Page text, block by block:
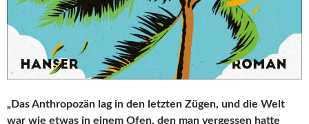
„Das Anthropozän lag in den letzten Zügen, und die Welt
war wie etwas in einem Ofen, den man vergessen hatte